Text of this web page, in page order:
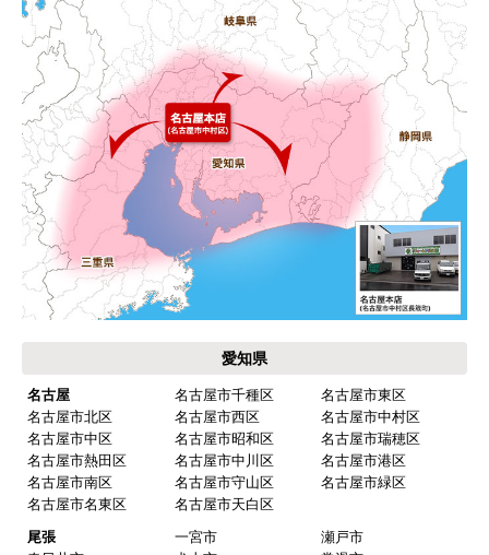
愛知県
名古屋 名古屋市千種区
名古屋市東区
名古屋市北区
名古屋市西区
名古屋市中村区
名古屋市中区
名古屋市昭和区
名古屋市瑞穂区
名古屋市熱田区
名古屋市中川区
名古屋市港区
名古屋市南区
名古屋市守山区
名古屋市緑区
名古屋市名東区
名古屋市天白区
尾張
一宮市
瀬戸市